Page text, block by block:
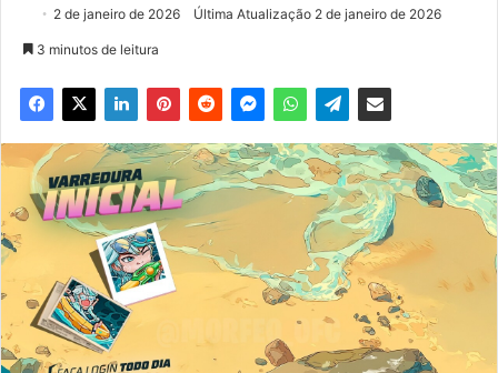
2 de janeiro de 2026 Última Atualização 2 de janeiro de 2026
3 minutos de leitura